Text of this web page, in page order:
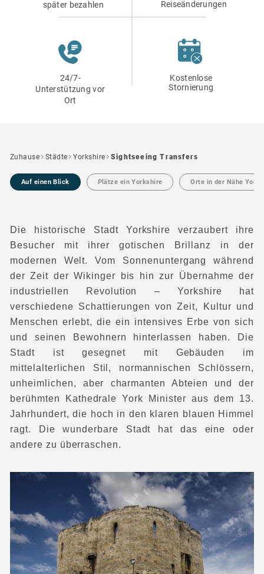
später bezahlen
Reiseänderungen
Kostenlose
Stornierung
24/7-
Unterstützung vor
Ort
Zuhause Städte Yorkshire Sightseeing Transfers
Auf einen Blick Plätze ein Yorkshire Orte in der Nähe
Die historische Stadt Yorkshire verzaubert ihre
Besucher mit ihrer gotischen Brillanz in der
modernen Welt. Vom Sonnenuntergang während
der Zeit der Wikinger bis hin zur Übernahme der
industriellen Revolution – Yorkshire hat
verschiedene Schattierungen von Zeit, Kultur und
Menschen erlebt, die ein intensives Erbe von sich
und seinen Bewohnern hinterlassen haben. Die
Stadt ist gesegnet mit Gebäuden im
mittelalterlichen Stil, normannischen Schlössern,
unheimlichen, aber charmanten Abteien und der
berühmten Kathedrale York Minister aus dem 13.
Jahrhundert, die hoch in den klaren blauen Himmel
ragt. Die wunderbare Stadt hat das eine oder
andere zu überraschen.